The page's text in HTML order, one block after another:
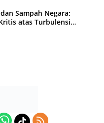
Sampah Negara:
atas Turbulensi